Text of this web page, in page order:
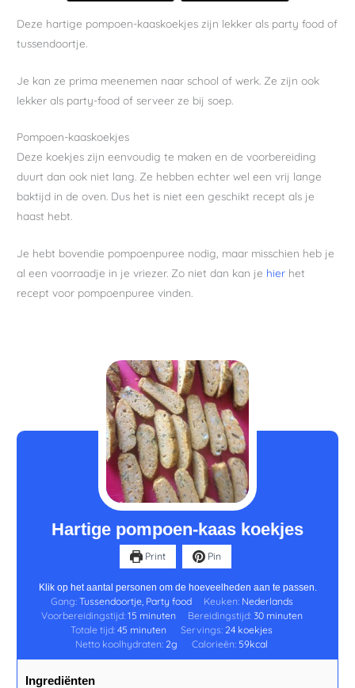
Deze hartige pompoen-kaaskoekjes zijn lekker als party food of
tussendoortje.
Je kan ze prima meenemen naar school of werk. Ze zijn ook
lekker als party-food of serveer ze bij soep.
Pompoen-kaaskoekjes
Deze koekjes zijn eenvoudig te maken en de voorbereiding
duurt dan ook niet lang. Ze hebben echter wel een vrij lange
baktijd in de oven. Dus het is niet een geschikt recept als je
haast hebt.
Je hebt bovendie pompoenpuree nodig, maar misschien heb je
al een voorraadje in je vriezer. Zo niet dan kan je hier het
recept voor pompoenpuree vinden.
Hartige pompoen-kaas koekjes
Print Pin
Klik op het aantal personen om de hoeveelheden aan te passen.
Gang: Tussendoortje, Party food Keuken: Nederlands
Voorbereidingstijd: 15
minuten
minuten Bereidingstijd: 30 minuten
Totale tijd:45
minuten
minuten Servings: 24 koekjes
Netto koolhydraten: 2g Calorieën: 59kcal
Ingrediënten